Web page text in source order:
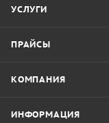
УСЛУГИ
ПРАЙСЫ
КОМПАНИЯ
ИНФОРМАЦИЯ